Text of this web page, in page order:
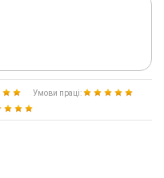
Умови праці: